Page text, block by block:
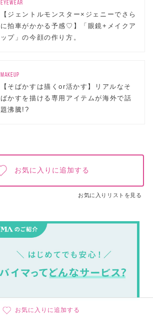
EYEWEAR
【ジェントルモンスター×ジェニーでさら
に拍車がかかる予感♡】「眼鏡+メイクア
ップ」の今顔の作り方。
MAKEUP
【そばかすは描くor活かす】リアルなそ
ばかすを描ける専用アイテムが海外で話
題沸騰!?
お気に入りに追加する
お気に入りリストを見る
お気に入りに追加する